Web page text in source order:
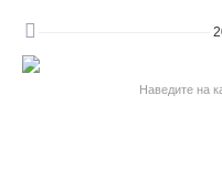
Наведите на